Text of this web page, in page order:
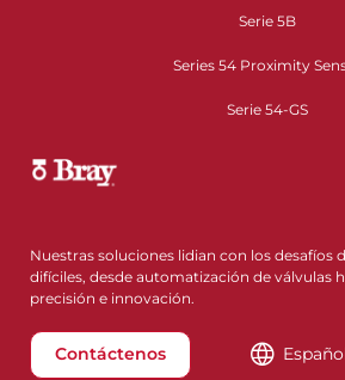
Serie 5B
Series 54 Proximity
Serie 54-GS
Nuestras soluciones lidian con los desafíos
difíciles, desde automatización de válvulas
precisión e innovación.
Contáctenos